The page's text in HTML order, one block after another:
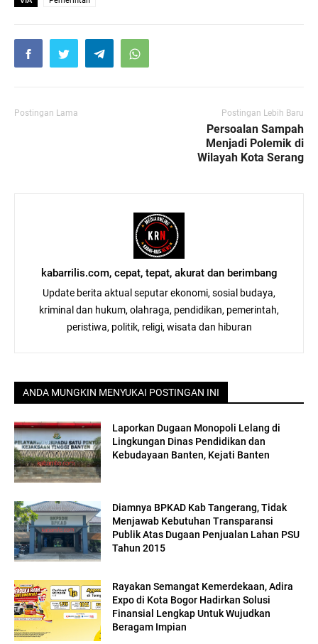
Postingan Lama Postingan Lebih Baru
Persoalan Sampah
Menjadi Polemik di
Wilayah Kota Serang
kabarrilis.com, cepat, tepat, akurat dan berimbang
Update berita aktual seputar ekonomi, sosial budaya,
kriminal dan hukum, olahraga, pendidikan, pemerintah,
peristiwa, politik, religi, wisata dan hiburan
ANDA MUNGKIN MENYUKAI POSTINGAN INI
Laporkan Dugaan Monopoli Lelang di
Lingkungan Dinas Pendidikan dan
Kebudayaan Banten, Kejati Banten
Diamnya BPKAD Kab Tangerang, Tidak
Menjawab Kebutuhan Transparansi
Publik Atas Dugaan Penjualan Lahan PSU
Tahun 2015
Rayakan Semangat Kemerdekaan, Adira
Expo di Kota Bogor Hadirkan Solusi
Finansial Lengkap Untuk Wujudkan
Beragam Impian